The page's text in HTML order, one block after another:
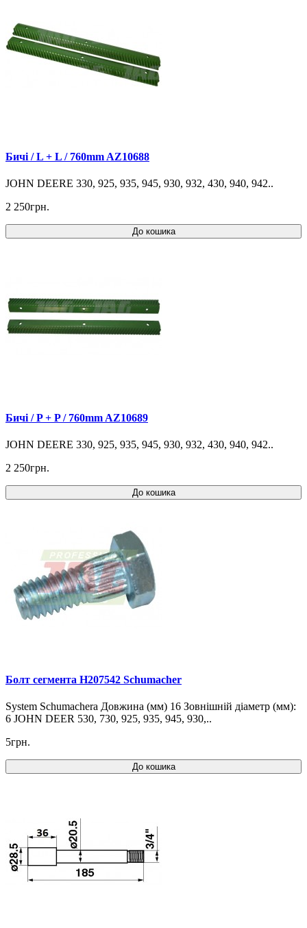
Бичі / L + L / 760mm AZ10688
JOHN DEERE 330, 925, 935, 945, 930, 932, 430, 940, 942..
2 250грн.
До кошика
Бичі / P + P / 760mm AZ10689
JOHN DEERE 330, 925, 935, 945, 930, 932, 430, 940, 942..
2 250грн.
До кошика
Болт сегмента H207542 Schumacher
System Schumachera Довжина (мм) 16 Зовнішній діаметр (мм):
6 JOHN DEER 530, 730, 925, 935, 945, 930,..
5грн.
До кошика